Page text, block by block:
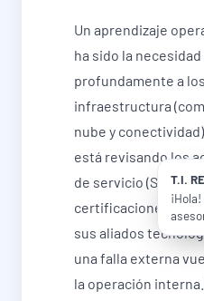
Un aprendizaje
ha sido la
profundamente a
infraestructura
nube y
está revisando los
de servicio (SLA) y
certificaciones ISO
sus aliados
una falla externa
la operación
T.I.